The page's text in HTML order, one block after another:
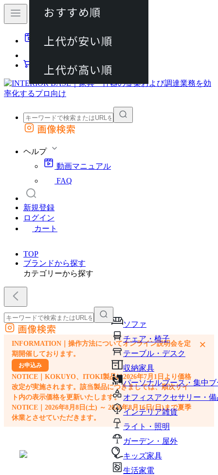
動画マニュアル
カート
外部サイトの商品をカートに追加
画像検索
ヘルプ
動画マニュアル
FAQ
新規登録
ログイン
カート
TOP
ブランドから探す
カテゴリーから探す
ソファ
チェア・椅子
テーブル・デスク
収納家具
パーソナルブース・集中
オフィスアクセサリー・備
インテリア雑貨
ライト・照明
ガーデン・屋外
キッズ家具
生活家電
外部サイトの商品をカートに追加
他のサイトで見つけた商品ページのURLを貼り付けて、カートに追加できます
画像検索
INFORMATION｜操作方法についてオンライン説明会を定
期開催しております。
お申込み
NOTICE｜KOKUYO、ITOKI製品は2026年7月1日より価格
改定が実施されます。該当製品につきましては、順次サイ
ト内の表示価格を更新いたします。
NOTICE｜2026年8月8日(土) ～ 2026年8月16日(日)まで夏季
休業とさせていただきます。
×
おすすめ順
上代が安い順
上代が高い順